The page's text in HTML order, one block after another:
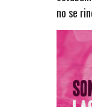
no se